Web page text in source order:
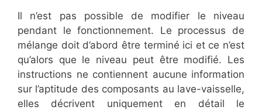
Il n’est pas possible de modifier le niveau
pendant le fonctionnement. Le processus de
mélange doit d’abord être terminé ici et ce n’est
qu’alors que le niveau peut être modifié. Les
instructions ne contiennent aucune information
sur l’aptitude des composants au lave-vaisselle,
elles décrivent uniquement en détail le